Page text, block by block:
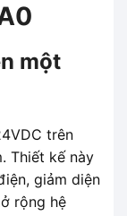
một
trên
Thiết kế này
giảm diện
rộng hệ